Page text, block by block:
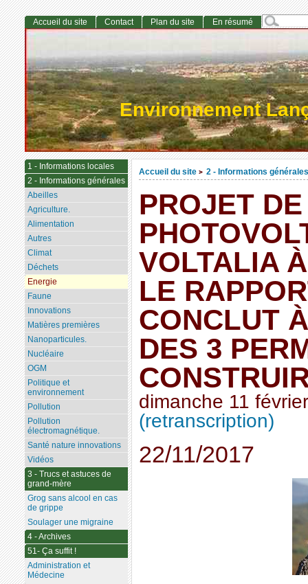
Environnement
Accueil du site > 2 - Informations générales
PROJET
VOLTALIA
LE
CONCLUT
DES 3
dimanche 11
(retranscription)
22/11/2017
Accueil du site Contact Plan du site En résumé
1 - Informations locales
2 - Informations générales
Abeilles
Agriculture.
Alimentation
Autres
Climat
Déchets
Energie
Faune
Innovations
Matières premières
Nanoparticules.
Nucléaire
OGM
Politique et
environnement
Pollution
Pollution
électromagnétique.
Santé nature innovations
Vidéos
3 - Trucs et astuces de
grand-mère
Grog sans alcool en cas
de grippe
Soulager une migraine
4 - Archives
51- Ça suffit !
Administration et
Médecine